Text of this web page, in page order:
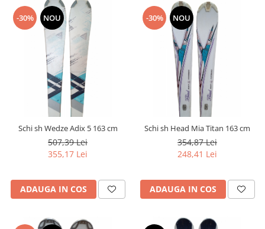
-30% NOU
Schi sh Wedze Adix 5 163 cm
507,39 Lei
355,17 Lei
ADAUGA IN COS
-30% NOU
Schi sh Head Mia Titan 163 cm
354,87 Lei
248,41 Lei
ADAUGA IN COS